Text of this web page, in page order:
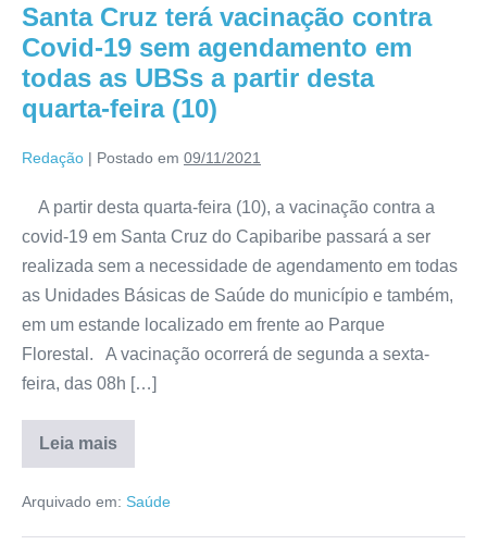
Santa Cruz terá vacinação contra
Covid-19 sem agendamento em
todas as UBSs a partir desta
quarta-feira (10)
Redação | Postado em 09/11/2021
A partir desta quarta-feira (10), a vacinação contra a
covid-19 em Santa Cruz do Capibaribe passará a ser
realizada sem a necessidade de agendamento em todas
as Unidades Básicas de Saúde do município e também,
em um estande localizado em frente ao Parque
Florestal. A vacinação ocorrerá de segunda a sexta-
feira, das 08h […]
Leia mais
Arquivado em: Saúde